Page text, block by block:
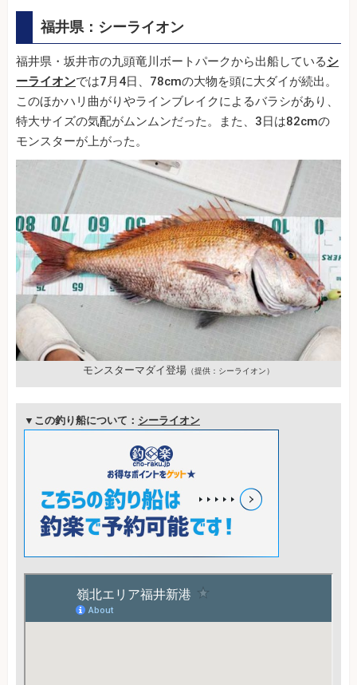
福井県：シーライオン
福井県・坂井市の九頭竜川ボートパークから出船しているシ
ーライオンでは7月4日、78cmの大物を頭に大ダイが続出。
このほかハリ曲がりやラインブレイクによるバラシがあり、
特大サイズの気配がムンムンだった。また、3日は82cmの
モンスターが上がった。
モンスターマダイ登場 （提供：シーライオン）
▼この釣り船について： シーライオン